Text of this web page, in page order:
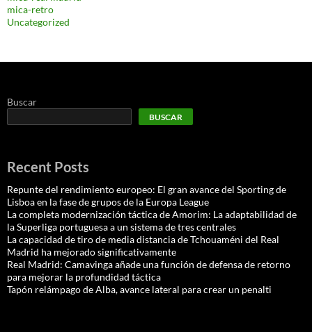
mica-retro
Uncategorized
Buscar
BUSCAR
Recent Posts
Repunte del rendimiento europeo: El gran avance del Sporting de
Lisboa en la fase de grupos de la Europa League
La completa modernización táctica de Amorim: La adaptabilidad de
la Superliga portuguesa a un sistema de tres centrales
La capacidad de tiro de media distancia de Tchouaméni del Real
Madrid ha mejorado significativamente
Real Madrid: Camavinga añade una función de defensa de retorno
para mejorar la profundidad táctica
Tapón relámpago de Alba, avance lateral para crear un penalti